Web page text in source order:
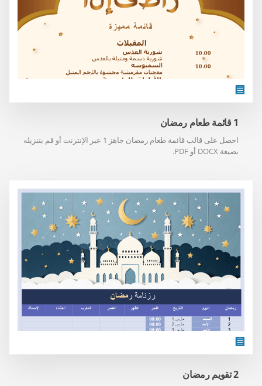
1 قائمة طعام رمضان
احصل على قالب قائمة طعام رمضان جاهز 1 عبر الإنترنت أو قم بتنزيله
بصيغة DOCX أو PDF.
2 تقويم رمضان